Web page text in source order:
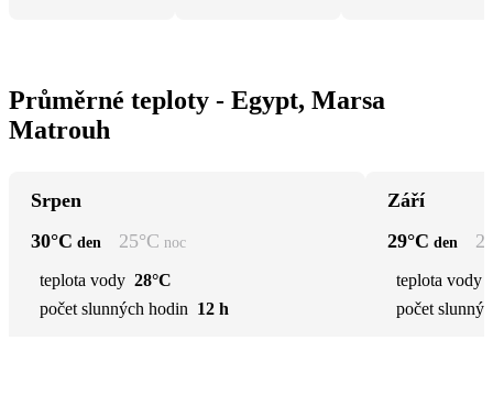
Průměrné teploty - Egypt, Marsa
Matrouh
Srpen
30°C den 25°C noc
teplota vody 28°C
počet slunných hodin 12 h
Září
29°C den
teplota vody
počet